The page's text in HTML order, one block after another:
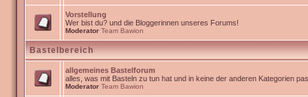
Vorstellung
Wer bist du? und die Bloggerinnen unseres Forums!
Moderator Team Bawion
Bastelbereich
allgemeines Bastelforum
alles, was mit Basteln zu tun hat und in keine der anderen Kategorien
Moderator Team Bawion